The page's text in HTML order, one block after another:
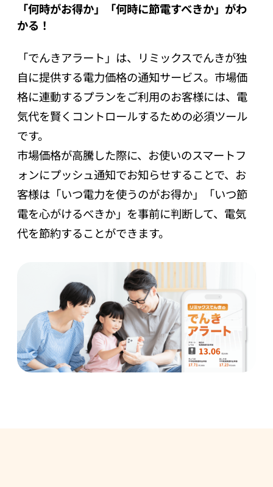
「何時がお得か」「何時に節電すべきか」がわ
かる！
「でんきアラート」は、リミックスでんきが独
自に提供する電力価格の通知サービス。市場価
格に連動するプランをご利用のお客様には、電
気代を賢くコントロールするための必須ツール
です。
市場価格が高騰した際に、お使いのスマートフ
ォンにプッシュ通知でお知らせすることで、お
客様は「いつ電力を使うのがお得か」「いつ節
電を心がけるべきか」を事前に判断して、電気
代を節約することができます。